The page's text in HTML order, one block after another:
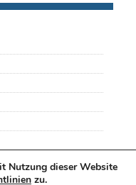
Nutzung dieser Website
zu.